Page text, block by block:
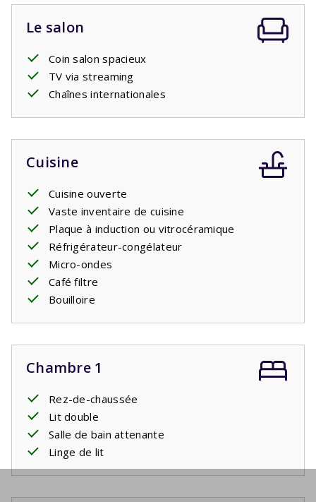
Le salon
Coin salon spacieux
TV via streaming
Chaînes internationales
Cuisine
Cuisine ouverte
Vaste inventaire de cuisine
Plaque à induction ou vitrocéramique
Réfrigérateur-congélateur
Micro-ondes
Café filtre
Bouilloire
Chambre 1
Rez-de-chaussée
Lit double
Salle de bain attenante
Linge de lit